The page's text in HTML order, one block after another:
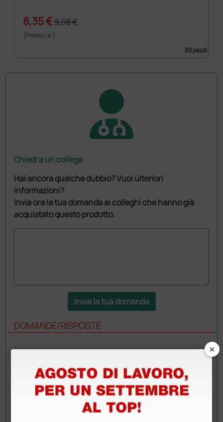
8,35 €9,08 €
(Prezzo i.e.)
50 pezzi
Chiedi a un collega
Hai ancora qualche dubbio? Vuoi ulteriori
informazioni?
Invia ora la tua domanda ai colleghi che hanno già
acquistato questo prodotto.
Invia la tua domanda
DOMANDE/RISPOSTE
Ciao, vorrei sapere se il codice 9400042 si
riferisce alla siringa in foto (che è da 30ml).
Cerco siringhe BD Luer-Lok REF 300629 da
20ml per compatibilità con pistola per
×